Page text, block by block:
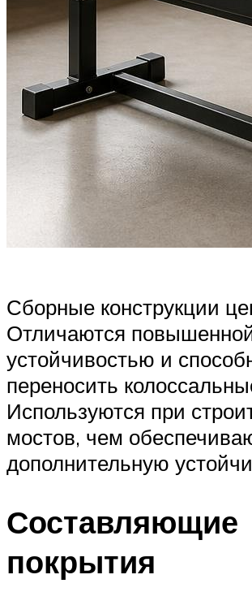
Сборные конструкции
Отличаются
устойчивостью и
переносить
Используются при
мостов, чем
дополнительную
Составляющие
покрытия